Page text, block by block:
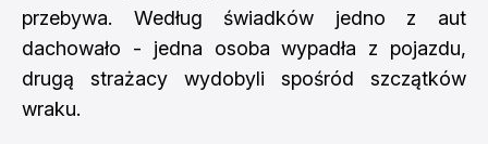
przebywa. Według świadków jedno z aut
dachowało - jedna osoba wypadła z pojazdu,
drugą strażacy wydobyli spośród szczątków
wraku.